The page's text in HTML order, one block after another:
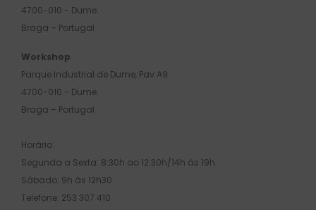
4700-010 - Dume.
Braga – Portugal
Workshop
Parque Industrial de Dume, Pav A9
4700-010 - Dume.
Braga – Portugal
Horário:
Segunda a Sexta: 8:30h ao 12:30h/14h às 19h.
Sábado: 9h às 12h30.
Telefone: 253 307 410